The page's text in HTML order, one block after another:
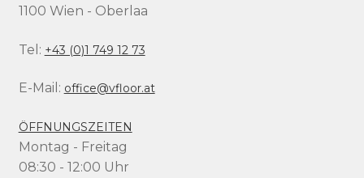
1100 Wien - Oberlaa
Tel: +43 (0)1 749 12 73
E-Mail: office@vfloor.at
ÖFFNUNGSZEITEN
Montag - Freitag
08:30 - 12:00 Uhr